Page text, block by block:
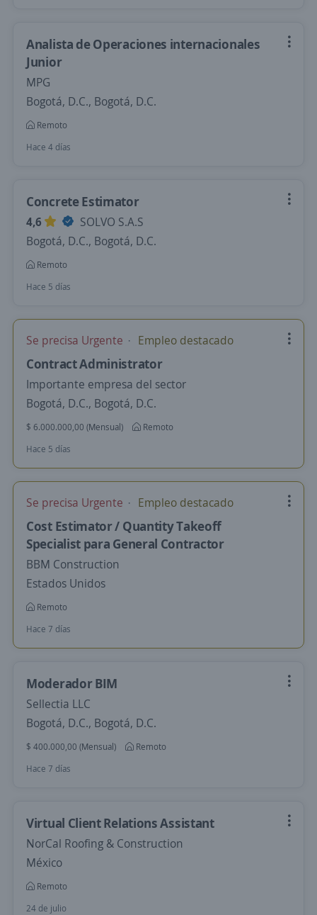
Analista de Operaciones internacionales
Junior
MPG
Bogotá, D.C., Bogotá, D.C.
Remoto
Hace 4 días
Concrete Estimator
4,6
SOLVO S.A.S
Bogotá, D.C., Bogotá, D.C.
Remoto
Hace 5 días
Se precisa Urgente Empleo destacado
Contract Administrator
Importante empresa del sector
Bogotá, D.C., Bogotá, D.C.
$ 6.000.000,00 (Mensual)
Remoto
Hace 5 días
Se precisa Urgente Empleo destacado
Cost Estimator / Quantity Takeoff
Specialist para General Contractor
BBM Construction
Estados Unidos
Remoto
Hace 7 días
Moderador BIM
Sellectia LLC
Bogotá, D.C., Bogotá, D.C.
$ 400.000,00 (Mensual)
Remoto
Hace 7 días
Virtual Client Relations Assistant
NorCal Roofing & Construction
México
Remoto
24 de julio